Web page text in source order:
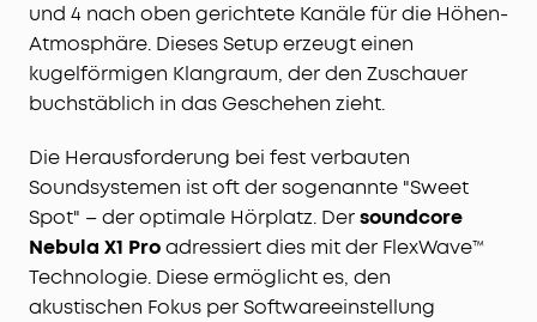
und 4 nach oben gerichtete Kanäle für die Höhen-
Atmosphäre. Dieses Setup erzeugt einen
kugelförmigen Klangraum, der den Zuschauer
buchstäblich in das Geschehen zieht.
Die Herausforderung bei fest verbauten
Soundsystemen ist oft der sogenannte "Sweet
Spot" – der optimale Hörplatz. Dersoundcore
Nebula X1 Proadressiert dies mit der FlexWave™
Technologie. Diese ermöglicht es, den
akustischen Fokus per Softwareeinstellung